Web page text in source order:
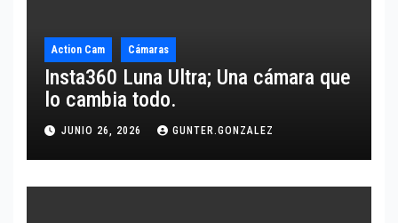
Action Cam Cámaras
Insta360 Luna Ultra; Una cámara que
lo cambia todo.
JUNIO 26, 2026 GUNTER.GONZALEZ